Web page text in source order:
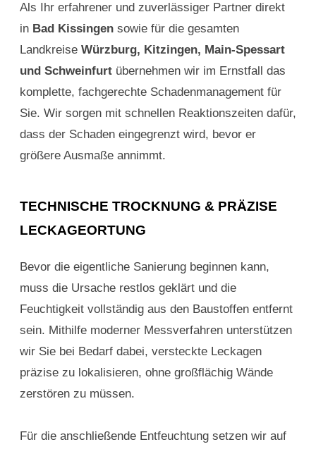
Als Ihr erfahrener und zuverlässiger Partner direkt
in Bad Kissingen sowie für die gesamten
Landkreise Würzburg, Kitzingen, Main-Spessart
und Schweinfurt übernehmen wir im Ernstfall das
komplette, fachgerechte Schadenmanagement für
Sie. Wir sorgen mit schnellen Reaktionszeiten dafür,
dass der Schaden eingegrenzt wird, bevor er
größere Ausmaße annimmt.
TECHNISCHE TROCKNUNG & PRÄZISE
LECKAGEORTUNG
Bevor die eigentliche Sanierung beginnen kann,
muss die Ursache restlos geklärt und die
Feuchtigkeit vollständig aus den Baustoffen entfernt
sein. Mithilfe moderner Messverfahren unterstützen
wir Sie bei Bedarf dabei, versteckte Leckagen
präzise zu lokalisieren, ohne großflächig Wände
zerstören zu müssen.
Für die anschließende Entfeuchtung setzen wir auf